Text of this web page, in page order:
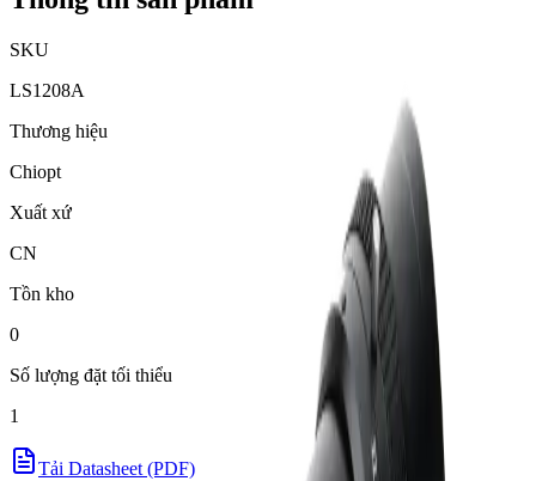
SKU
LS1208A
Thương hiệu
Chiopt
Xuất xứ
CN
Tồn kho
0
Số lượng đặt tối thiểu
1
Tải Datasheet (PDF)